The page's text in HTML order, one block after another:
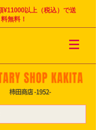
¥11000以上（税込）で送
料無料！